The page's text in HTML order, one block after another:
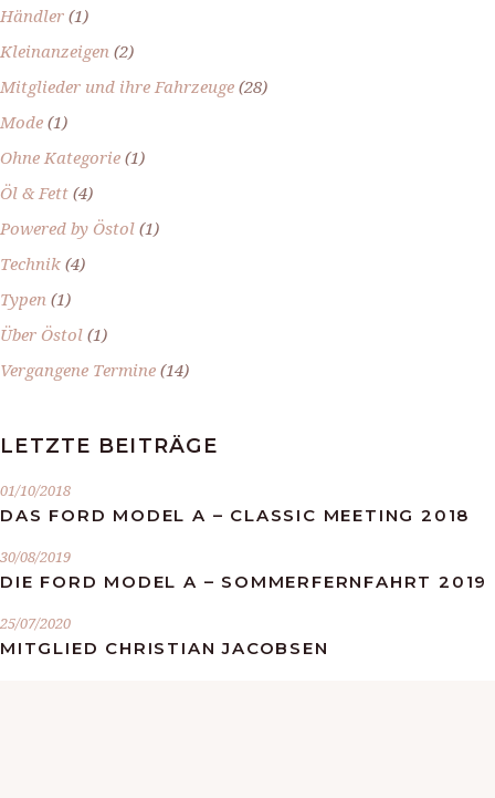
Händler (1)
Kleinanzeigen (2)
Mitglieder und ihre Fahrzeuge (28)
Mode (1)
Ohne Kategorie (1)
Öl & Fett (4)
Powered by Östol (1)
Technik (4)
Typen (1)
Über Östol (1)
Vergangene Termine (14)
LETZTE BEITRÄGE
01/10/2018
DAS FORD MODEL A – CLASSIC MEETING 2018
30/08/2019
DIE FORD MODEL A – SOMMERFERNFAHRT 2019
25/07/2020
MITGLIED CHRISTIAN JACOBSEN